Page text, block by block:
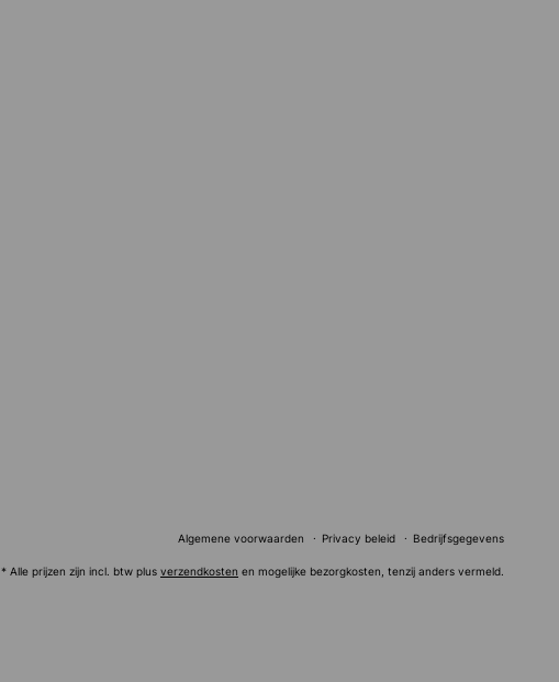
Algemene voorwaarden Privacy beleid Bedrijfsgegevens
* Alle prijzen zijn incl. btw plus verzendkosten en mogelijke bezorgkosten, tenzij anders vermeld.